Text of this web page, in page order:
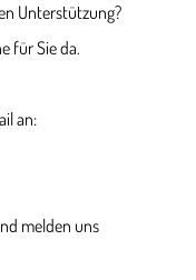
Unterstützung?
für Sie da.
an:
melden uns